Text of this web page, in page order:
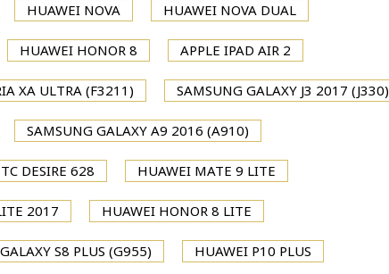
HUAWEI NOVA HUAWEI NOVA DUAL
HUAWEI HONOR 8 APPLE IPAD AIR 2
XA ULTRA (F3211) SAMSUNG GALAXY J3 2017 (J330)
SAMSUNG GALAXY A9 2016 (A910)
DESIRE 628 HUAWEI MATE 9 LITE
2017 HUAWEI HONOR 8 LITE
S8 PLUS (G955) HUAWEI P10 PLUS